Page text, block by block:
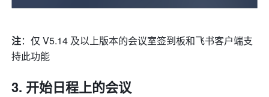
注：仅 V5.14 及以上版本的会议室签到板和飞书客户端支
持此功能
开始日程上的会议